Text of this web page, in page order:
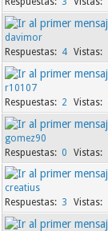
davimor
4
r10107
2
gomez90
0
creatius
3